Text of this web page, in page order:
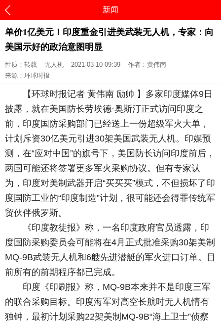
新闻
单价1亿美元！印度重金引进美武装无人机，专家：向
美国示好的政治意图明显
性质：转载 无人机 2021-03-10 09:39
作者：黄伟南
来源：环球时报
【环球时报记者 黄伟南 励帅 】多家印度媒体9日
披露，就在美国防长劳埃德·奥斯汀正式访问印度之
前，印度国防采购部门已经送上一份超级军火大单，
计划斥资30亿美元引进30架美国武装无人机。印媒预
测，在“应对中国”的旗号下，美国防长访问印度前后，
两国可能还将签署更多军火采购协议。但有专家认
为，印度对美制武器开启“买买买”模式，不但损坏了印
度国防工业的“印度制造”计划，很可能还会得罪传统军
贸伙伴俄罗斯。
《印度教徒报》称，一名印度政府官员透露，印
度国防采购委员会可能将在4月正式批准采购30架美制
MQ-9B武装无人机和6艘先进潜艇的军火进口订单。目
前所有的前期程序都已完成。
印度《印刷报》称，MQ-9B本来并不是印度三军
的联合采购目标。印度海军对高空长航时无人机情有
独钟，最初计划采购22架美制MQ-9B“海上卫士”侦察